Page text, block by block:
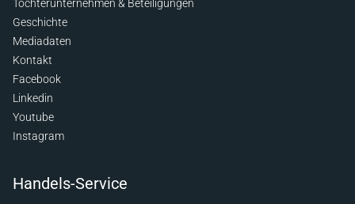
Tochterunternehmen & Beteiligungen
Geschichte
Mediadaten
Kontakt
Facebook
Linkedin
Youtube
Instagram
Handels-Service